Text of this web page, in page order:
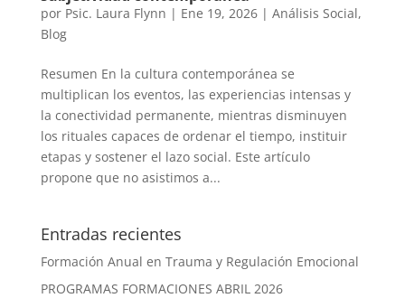
por Psic. Laura Flynn | Ene 19, 2026| Análisis Social,
Blog
Resumen En la cultura contemporánea se
multiplican los eventos, las experiencias intensas y
la conectividad permanente, mientras disminuyen
los rituales capaces de ordenar el tiempo, instituir
etapas y sostener el lazo social. Este artículo
propone que no asistimos a...
Entradas recientes
Formación Anual en Trauma y Regulación Emocional
PROGRAMAS FORMACIONES ABRIL 2026